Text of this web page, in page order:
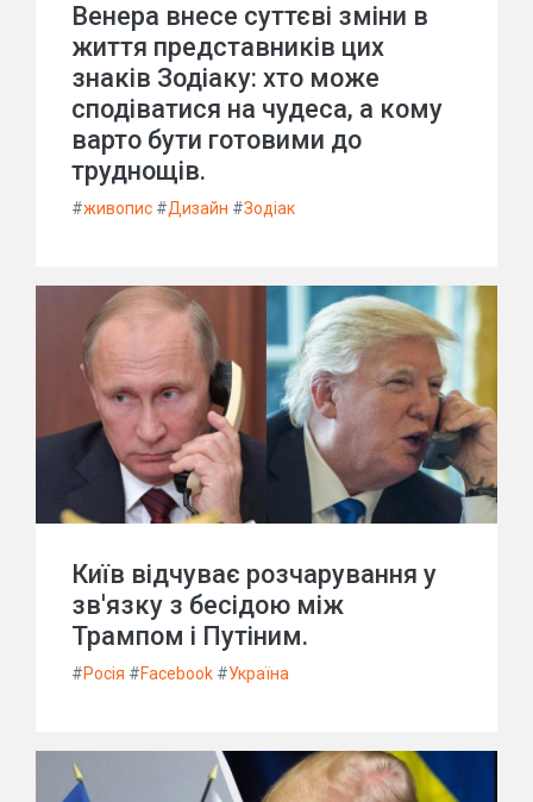
Венера внесе суттєві зміни в
життя представників цих
знаків Зодіаку: хто може
сподіватися на чудеса, а кому
варто бути готовими до
труднощів.
#живопис #Дизайн #Зодіак
Київ відчуває розчарування у
зв'язку з бесідою між
Трампом і Путіним.
#Росія #Facebook #Україна